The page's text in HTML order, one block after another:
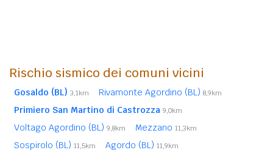
Rischio sismico dei comuni vicini
Gosaldo (BL) 3,1km Rivamonte Agordino (BL) 8,9km
Primiero San Martino di Castrozza 9,0km
Voltago Agordino (BL) 9,8km Mezzano 11,3km
Sospirolo (BL) 11,5km Agordo (BL) 11,9km